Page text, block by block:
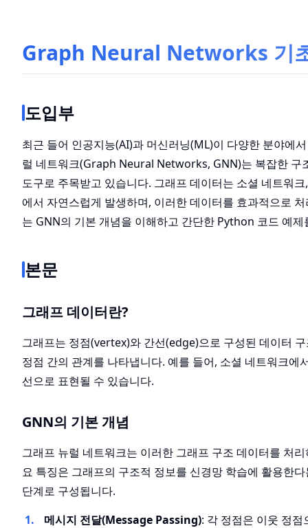
Graph Neural Networks 기
도입부
최근 들어 인공지능(AI)과 머신러닝(ML)이 다양한 분야에
럴 네트워크(Graph Neural Networks, GNN)는 복잡한 구
도구로 주목받고 있습니다. 그래프 데이터는 소셜 네트워
에서 자연스럽게 발생하며, 이러한 데이터를 효과적으로
는 GNN의 기본 개념을 이해하고 간단한 Python 코드 예
본문
그래프 데이터란?
그래프는 정점(vertex)와 간선(edge)으로 구성된 데이터
정점 간의 관계를 나타냅니다. 예를 들어, 소셜 네트워크
선으로 표현될 수 있습니다.
GNN의 기본 개념
그래프 뉴럴 네트워크는 이러한 그래프 구조 데이터를 처
요 특징은 그래프의 구조적 정보를 신경망 학습에 활용한
단계로 구성됩니다.
메시지 전달(Message Passing): 각 정점은 이웃 정